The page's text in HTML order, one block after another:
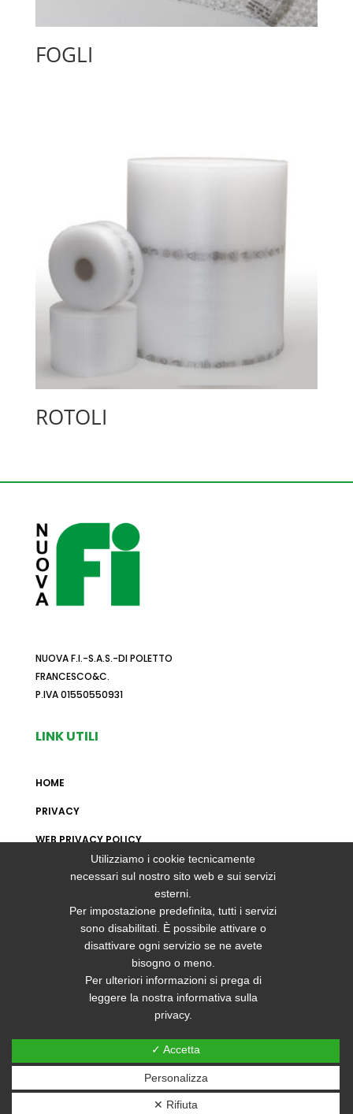
FOGLI
ROTOLI
NUOVA F.I.-S.A.S.-DI POLETTO
FRANCESCO&C.
P.IVA 01550550931
LINK UTILI
HOME
PRIVACY
WEB PRIVACY POLICY
CONTATTI
+39 0434623904
VIA CALDERANO 7/A 33070 BRUGNERA (PN)
Utilizziamo i cookie tecnicamente
necessari sul nostro sito web e sui servizi
esterni.
Per impostazione predefinita, tutti i servizi
sono disabilitati. È possibile attivare o
disattivare ogni servizio se ne avete
bisogno o meno.
Per ulteriori informazioni si prega di
leggere la nostra informativa sulla
privacy.
✓ Accetta
Personalizza
✕ Rifiuta